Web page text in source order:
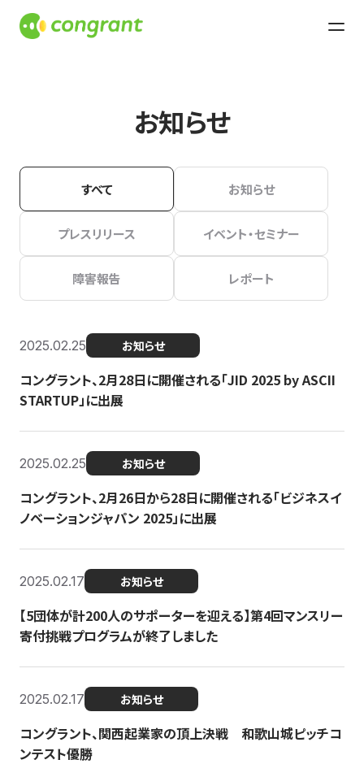
お知らせ
すべて お知らせ
プレスリリース イベント・セミナー
障害報告 レポート
2025.02.25 お知らせ
コングラント、2月28日に開催される「JID 2025 by ASCII
STARTUP」に出展
2025.02.25 お知らせ
コングラント、2月26日から28日に開催される「ビジネスイ
ノベーションジャパン 2025」に出展
2025.02.17 お知らせ
【5団体が計200人のサポーターを迎える】​​第4回マンスリー
寄付挑戦プログラムが終了しました
2025.02.17 お知らせ
コングラント、関西起業家の頂上決戦 和歌山城ピッチコ
ンテスト優勝